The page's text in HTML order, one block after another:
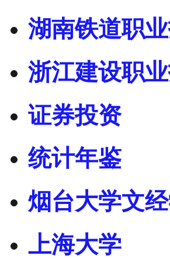
湖南铁道职
浙江建设职
证券投资
统计年鉴
烟台大学文
上海大学